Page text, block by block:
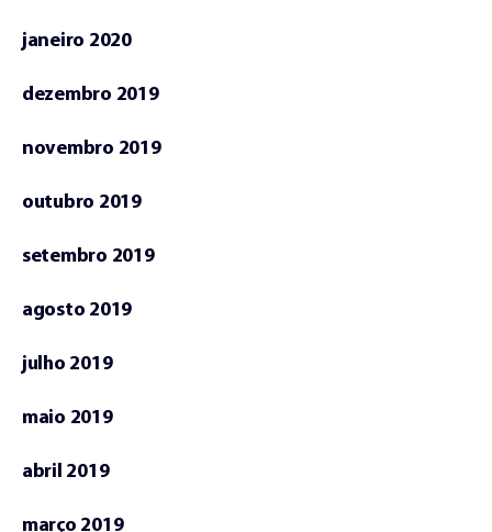
janeiro 2020
dezembro 2019
novembro 2019
outubro 2019
setembro 2019
agosto 2019
julho 2019
maio 2019
abril 2019
março 2019